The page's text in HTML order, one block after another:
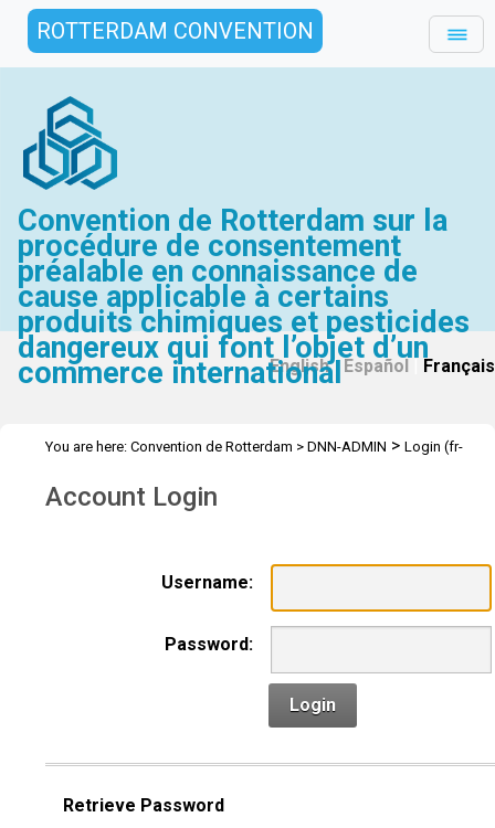
ROTTERDAM CONVENTION
Convention de Rotterdam sur la
procédure de consentement
préalable en connaissance de
cause applicable à certains
produits chimiques et pesticides
dangereux qui font l’objet d’un
commerce international
English| Español Français
You are here: Convention de Rotterdam > DNN-ADMIN > Login (fr-
Account Login
Username:
Password:
Login
Retrieve Password